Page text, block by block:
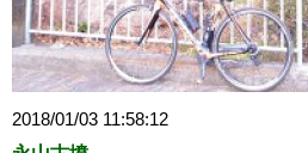
2018/01/03 11:58:12